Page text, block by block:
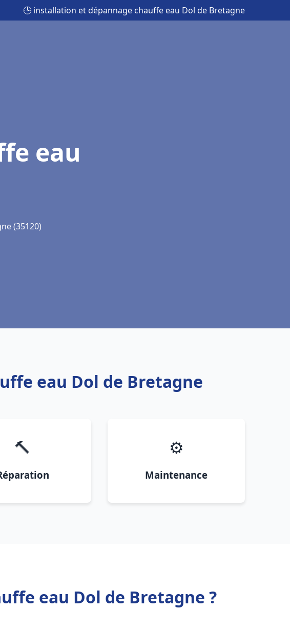
🕒 installation et dépannage chauffe eau Dol de Bretagne
eau
(35120)
eau Dol de Bretagne
🔨 ⚙️
Maintenance
eau Dol de Bretagne ?